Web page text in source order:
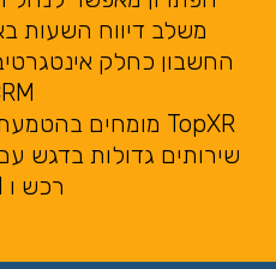
משלב דיווח השעות
החשבון כחלק
שירותים גדולות בדגש
רכש ו CRM.